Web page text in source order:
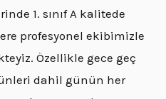
1. sınıf A kalitede
profesyonel ekibimizle
Özellikle gece geç
dahil günün her